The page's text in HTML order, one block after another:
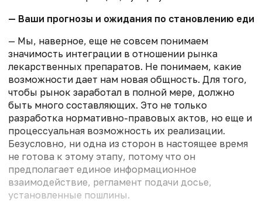
— Ваши прогнозы и ожидания по становлению
— Мы, наверное, еще не совсем понимаем
значимость интеграции в отношении рынка
лекарственных препаратов. Не понимаем, какие
возможности дает нам новая общность. Для того,
чтобы рынок заработал в полной мере, должно
быть много составляющих. Это не только
разработка нормативно-правовых актов, но еще и
процессуальная возможность их реализации.
Безусловно, ни одна из сторон в настоящее время
не готова к этому этапу, потому что он
предполагает единое информационное
взаимодействие, регламент подачи досье,
установленные пошлины.